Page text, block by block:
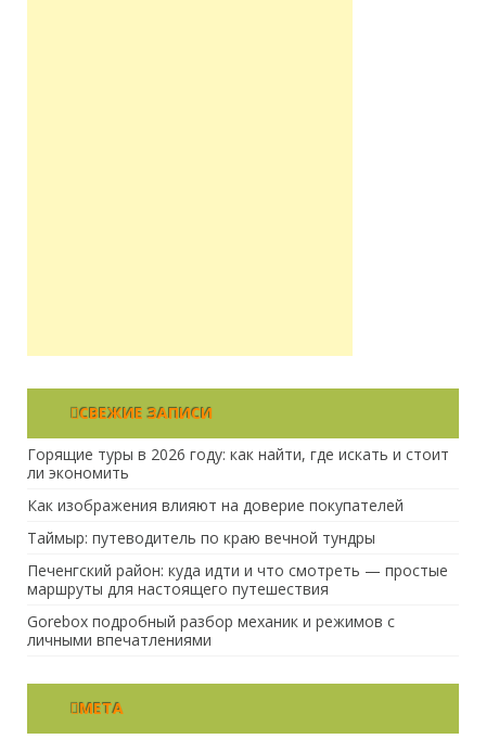
СВЕЖИЕ ЗАПИСИ
Горящие туры в 2026 году: как найти, где искать и стоит
ли экономить
Как изображения влияют на доверие покупателей
Таймыр: путеводитель по краю вечной тундры
Печенгский район: куда идти и что смотреть — простые
маршруты для настоящего путешествия
Gorebox подробный разбор механик и режимов с
личными впечатлениями
МЕТА